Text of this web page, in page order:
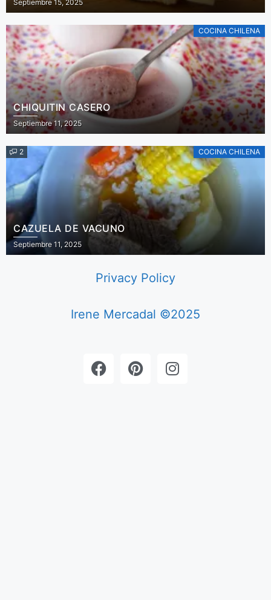
Septiembre 15, 2025
COCINA CHILENA
CHIQUITIN CASERO
Septiembre 11, 2025
2 COCINA CHILENA
CAZUELA DE VACUNO
Septiembre 11, 2025
Privacy Policy
Irene Mercadal ©2025